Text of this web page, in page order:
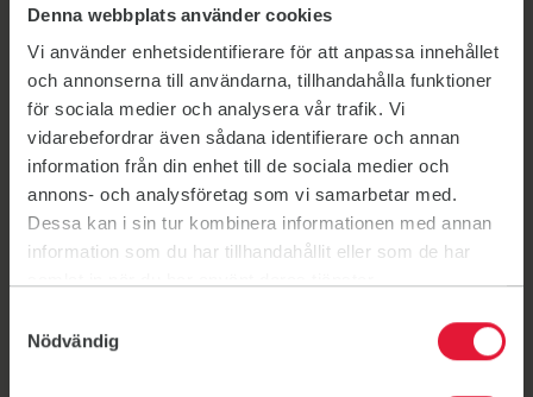
Denna webbplats använder cookies
Vi använder enhetsidentifierare för att anpassa innehållet
och annonserna till användarna, tillhandahålla funktioner
för sociala medier och analysera vår trafik. Vi
vidarebefordrar även sådana identifierare och annan
information från din enhet till de sociala medier och
annons- och analysföretag som vi samarbetar med.
Dessa kan i sin tur kombinera informationen med annan
information som du har tillhandahållit eller som de har
Nödvändig
Kontakt
Send an email to sarpsborg@friskissvettis.no
sarpsborg@friskissvettis.no
+47 971 81 698
Link til: Bli medlem
Bli medlem
Link til: Idrettslagsinformasjon
Idrettslagsinformasjon